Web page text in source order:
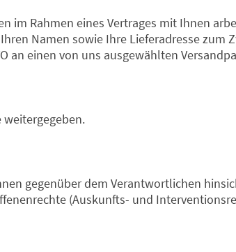
im Rahmen eines Vertrages mit Ihnen
Namen sowie Ihre Lieferadresse zum
an einen von uns ausgewählten
gegenüber dem Verantwortlichen
(Auskunfts- und